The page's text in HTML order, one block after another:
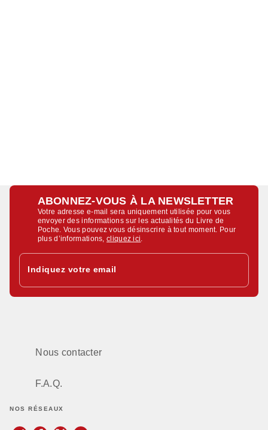
ABONNEZ-VOUS À LA NEWSLETTER
Votre adresse e-mail sera uniquement utilisée pour vous
envoyer des informations sur les actualités du Livre de
Poche. Vous pouvez vous désinscrire à tout moment. Pour
plus d’informations,cliquez ici
Indiquez votre email
Nous contacter
F.A.Q.
NOS RÉSEAUX